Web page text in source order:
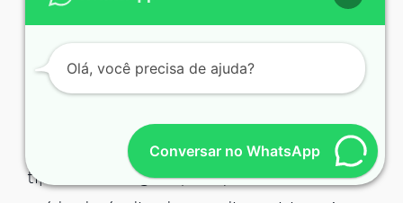
área de TI ou seja leigo em relação ao
sistema operacional que utiliza.
On
On significa “Ligado”, e refere-se a um
tipo de configuração que habilita a
Conversar no WhatsApp
Olá, você precisa de ajuda?